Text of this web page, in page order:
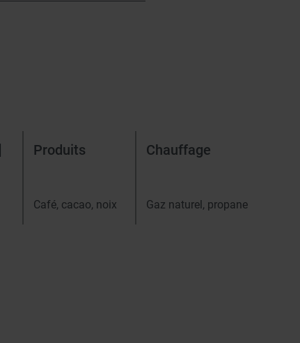
Produits Chauffage
Café, cacao, noix Gaz naturel, propane